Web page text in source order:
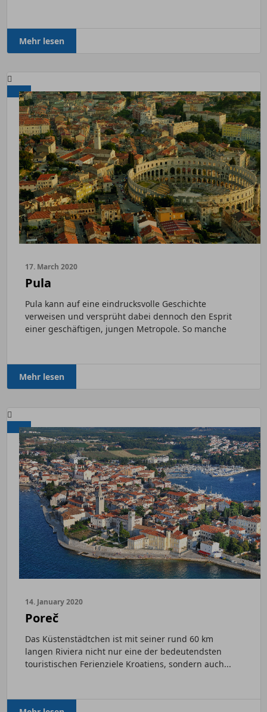
Mehr lesen
17. March 2020
Pula
Pula kann auf eine eindrucksvolle Geschichte
verweisen und versprüht dabei dennoch den Esprit
einer geschäftigen, jungen Metropole. So manche
Mehr lesen
14. January 2020
Poreč
Das Küstenstädtchen ist mit seiner rund 60 km
langen Riviera nicht nur eine der bedeutendsten
touristischen Ferienziele Kroatiens, sondern auch...